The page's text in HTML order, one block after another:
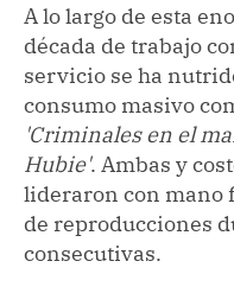
A lo largo de esta
década de trabajo
servicio se ha
consumo masivo
'Criminales en el
Hubie'. Ambas y
lideraron con mano
de reproducciones
consecutivas.